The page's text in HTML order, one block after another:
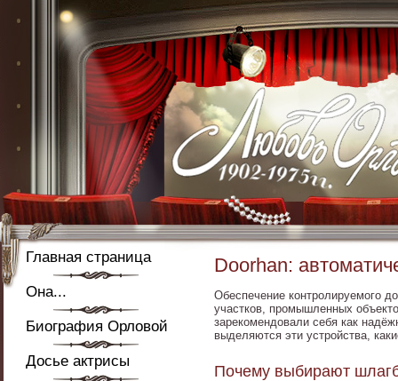
Главная страница
Она...
Биография Орловой
Досье актрисы
Doorhan:
Обеспечение контролируемого
участков, промышленных
зарекомендовали себя как
выделяются эти устройства,
Почему выбирают